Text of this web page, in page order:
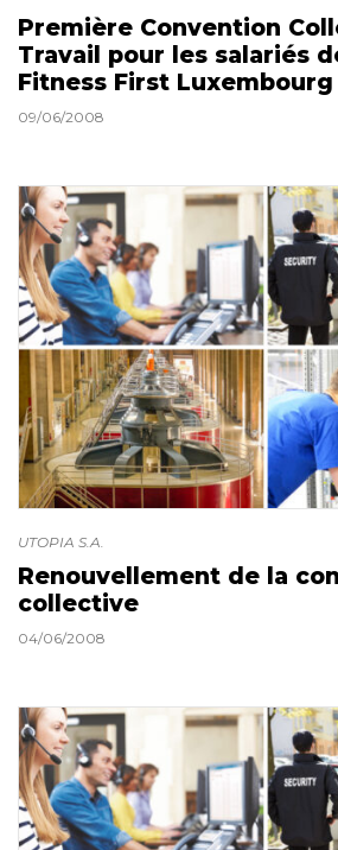
Première Convention
Travail pour les salariés
Fitness First Luxembourg
09/06/2008
UTOPIA S.A.
Renouvellement de la
collective
04/06/2008